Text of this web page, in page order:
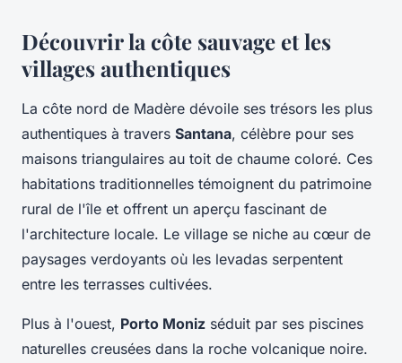
Découvrir la côte sauvage et les
villages authentiques
La côte nord de Madère dévoile ses trésors les plus
authentiques à travers Santana, célèbre pour ses
maisons triangulaires au toit de chaume coloré. Ces
habitations traditionnelles témoignent du patrimoine
rural de l'île et offrent un aperçu fascinant de
l'architecture locale. Le village se niche au cœur de
paysages verdoyants où les levadas serpentent
entre les terrasses cultivées.
Plus à l'ouest, Porto Moniz séduit par ses piscines
naturelles creusées dans la roche volcanique noire.